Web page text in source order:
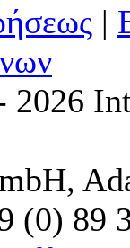
|
(0) 89